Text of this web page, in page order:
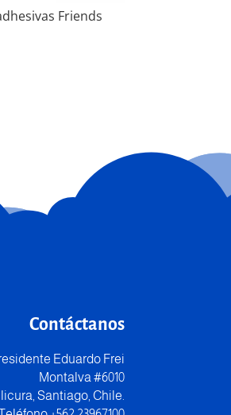
Friends
Contáctanos
Eduardo Frei
Montalva #6010
Santiago, Chile.